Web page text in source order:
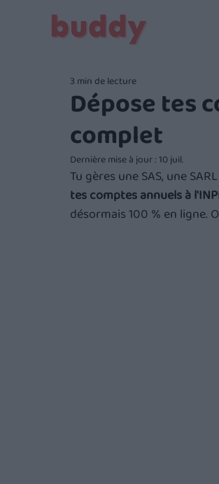
Dépose tes
complet
3 min de lecture
Dernière mise à jour :10 juil.
Tu gères une SAS, une
tes comptes annuels à
désormais 100 % en ligne.